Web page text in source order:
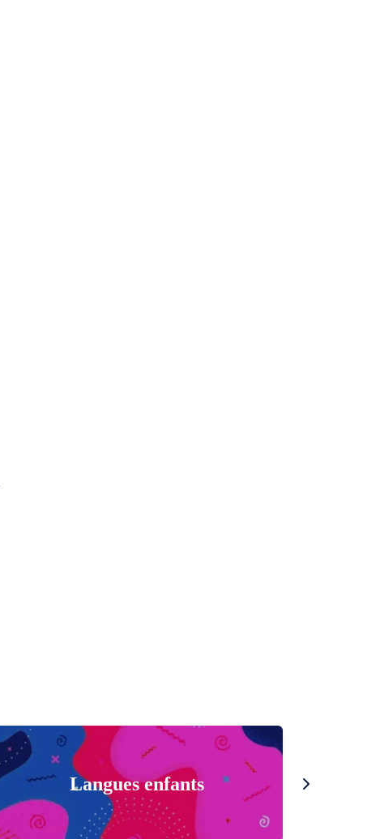
Langues enfants